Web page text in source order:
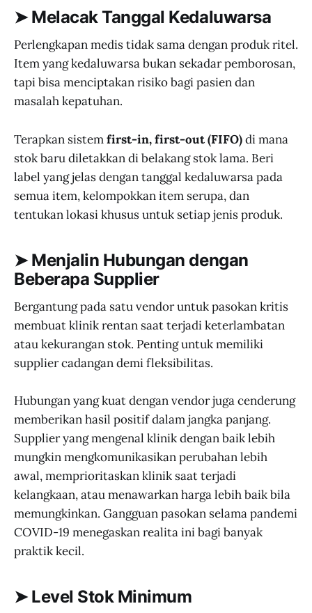
➤ Melacak Tanggal Kedaluwarsa
Perlengkapan medis tidak sama dengan produk ritel.
Item yang kedaluwarsa bukan sekadar pemborosan,
tapi bisa menciptakan risiko bagi pasien dan
masalah kepatuhan.
Terapkan sistemfirst-in, first-out (FIFO)di mana
stok baru diletakkan di belakang stok lama. Beri
label yang jelas dengan tanggal kedaluwarsa pada
semua item, kelompokkan item serupa, dan
tentukan lokasi khusus untuk setiap jenis produk.
➤ Menjalin Hubungan dengan
Beberapa Supplier
Bergantung pada satu vendor untuk pasokan kritis
membuat klinik rentan saat terjadi keterlambatan
atau kekurangan stok. Penting untuk memiliki
supplier cadangan demi fleksibilitas.
Hubungan yang kuat dengan vendor juga cenderung
memberikan hasil positif dalam jangka panjang.
Supplier yang mengenal klinik dengan baik lebih
mungkin mengkomunikasikan perubahan lebih
awal, memprioritaskan klinik saat terjadi
kelangkaan, atau menawarkan harga lebih baik bila
memungkinkan. Gangguan pasokan selama pandemi
COVID-19 menegaskan realita ini bagi banyak
praktik kecil.
➤ Level Stok Minimum